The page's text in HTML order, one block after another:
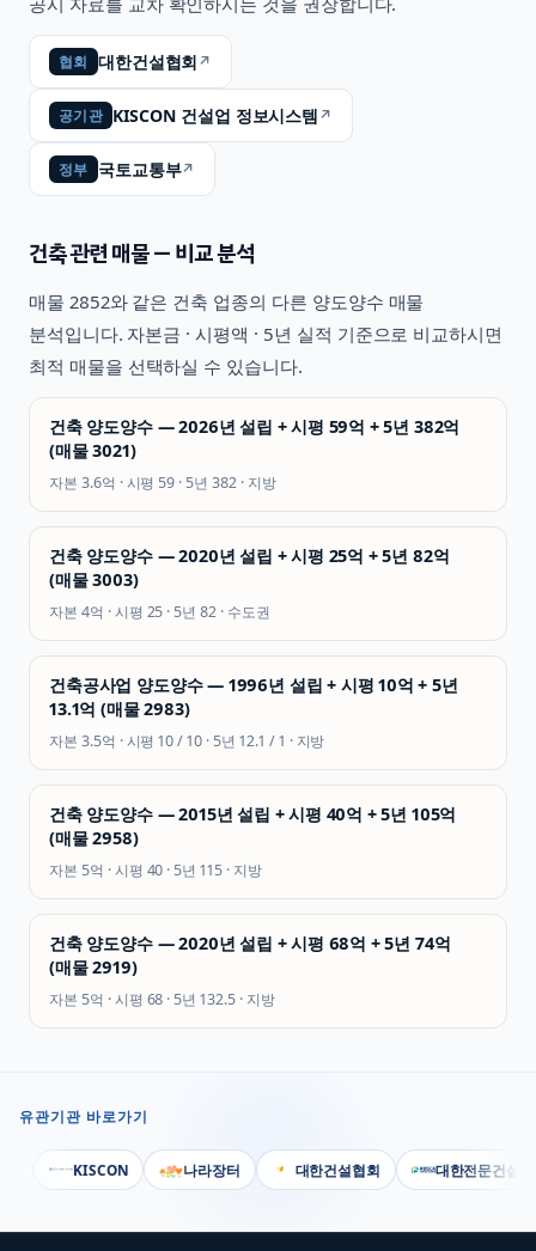
협회 대한건설협회↗
공기관 KISCON 건설업 정보시스템↗
정부 국토교통부↗
건축관련 매물 — 비교 분석
매물 2852와 같은 건축 업종의 다른 양도양수 매물
분석입니다. 자본금 · 시평액 · 5년 실적 기준으로 비교하시면
최적 매물을 선택하실 수 있습니다.
건축 양도양수 — 2026년 설립 + 시평 59억 + 5년 382억
(매물 3021)
자본 3.6억 · 시평 59 · 5년382· 지방
건축 양도양수 — 2020년 설립 + 시평 25억 + 5년 82억
(매물 3003)
자본 4억 · 시평 25 · 5년82 · 수도권
건축공사업 양도양수 — 1996년 설립 + 시평 10억 + 5년
13.1억 (매물 2983)
자본 3.5억 · 시평10 / 10 · 5년 12.1 / 1 · 지방
건축 양도양수 — 2015년 설립 + 시평 40억 + 5년 105억
(매물 2958)
자본 5억 · 시평 40 · 5년115 · 지방
건축 양도양수 — 2020년 설립 + 시평 68억 + 5년 74억
(매물 2919)
자본 5억 · 시평 68 · 5년132.5· 지방
유관기관 바로가기
KISCON 나라장터 대한건설협회 대한전문건설협회